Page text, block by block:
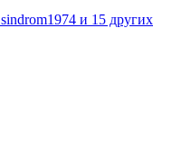
sindrom1974 и 15 других